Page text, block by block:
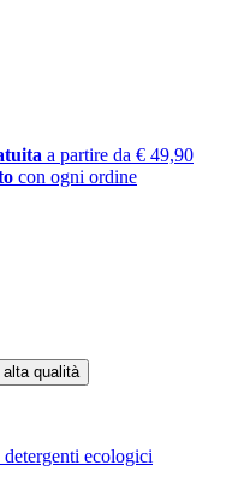
a partire da € 49,90
con ogni ordine
ecologici